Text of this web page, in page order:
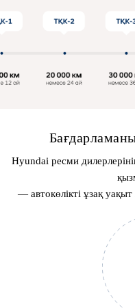
Hyundai ресми
— автокөлікті ұзақ